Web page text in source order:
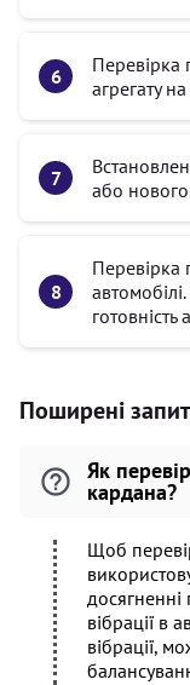
Перевірка
агрегату
або
Перевірка
готовність
Поширені
Як
кардана?
Щоб
досягненні
вібрації в
вібрації,